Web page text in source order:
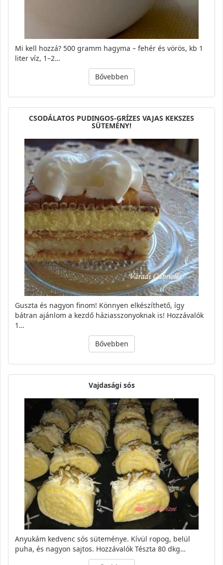
Mi kell hozzá? 500 gramm hagyma – fehér és vörös, kb 1
liter víz, 1–2…
Bővebben
CSODÁLATOS PUDINGOS-GRÍZES VAJAS KEKSZES
SÜTEMÉNY!
Guszta és nagyon finom! Könnyen elkészíthető, így
bátran ajánlom a kezdő háziasszonyoknak is! Hozzávalók
1…
Bővebben
Vajdasági sós
Anyukám kedvenc sós süteménye. Kívül ropog, belül
puha, és nagyon sajtos. Hozzávalók Tészta 80 dkg…